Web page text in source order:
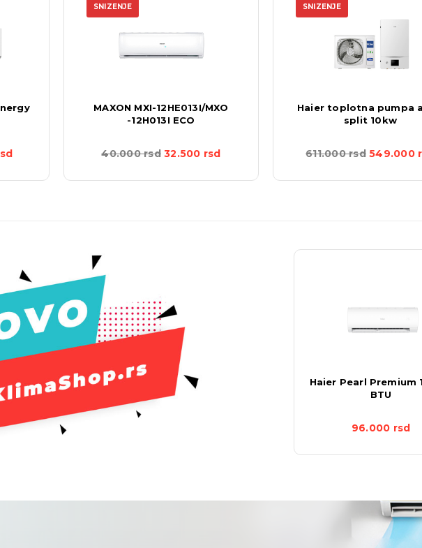
SNIZENJE
MAXON MXI-12HE013I/MXO
-12H013I ECO
40.000rsd 32.500 rsd
SNIZENJE
Haier toplotna pumpa
split 10kw
611.000rsd 549.000
Comfort
inverter
rsd
BERGEN COMFORT ARES
Haier Pearl Premium
BTU
96.000 rsd